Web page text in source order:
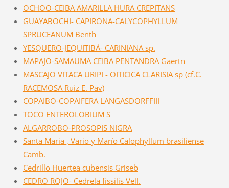
OCHOO-CEIBA AMARILLA HURA CREPITANS
GUAYABOCHI- CAPIRONA-CALYCOPHYLLUM
SPRUCEANUM Benth
YESQUERO-JEQUITIBÁ- CARINIANA sp.
MAPAJO-SAMAUMA CEIBA PENTANDRA Gaertn
MASCAJO VITACA URIPI - OITICICA CLARISIA sp (cf.C.
RACEMOSA Ruiz E. Pav)
COPAIBO-COPAIFERA LANGASDORFFIII
TOCO ENTEROLOBIUM S
ALGARROBO-PROSOPIS NIGRA
Santa Maria , Vario y Marío Calophyllum brasiliense
Camb.
Cedrillo Huertea cubensis Griseb
CEDRO ROJO- Cedrela fissilis Vell.